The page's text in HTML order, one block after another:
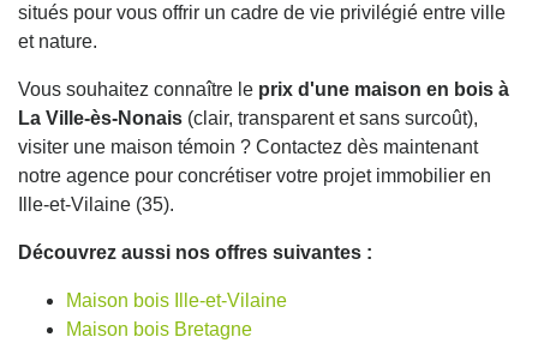
situés pour vous offrir un cadre de vie privilégié entre ville
et nature.
Vous souhaitez connaître le prix d'une maison en bois à
La Ville-ès-Nonais (clair, transparent et sans surcoût),
visiter une maison témoin ? Contactez dès maintenant
notre agence pour concrétiser votre projet immobilier en
Ille-et-Vilaine (35).
Découvrez aussi nos offres suivantes :
Maison bois Ille-et-Vilaine
Maison bois Bretagne